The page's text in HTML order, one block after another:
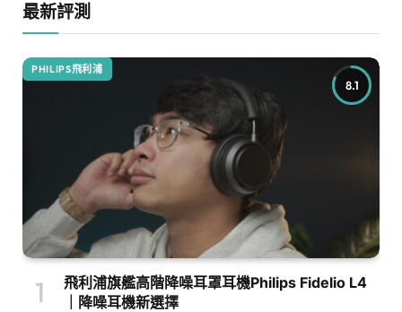
最新評測
8.1
PHILIPS飛利浦
飛利浦旗艦高階降噪耳罩耳機Philips Fidelio L4
｜降噪耳機新選擇